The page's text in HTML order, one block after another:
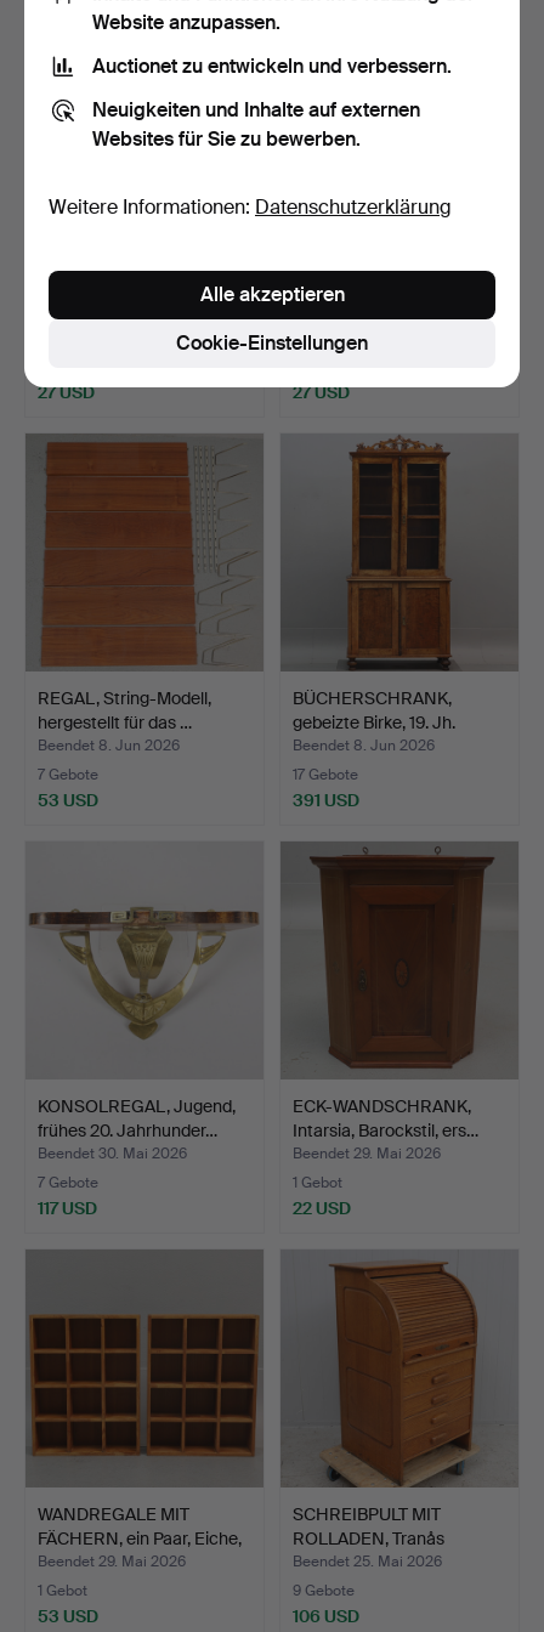
Radiogrammofonmöbel,
Beendet 15. Jun 2026
27 USD
WERTSTRESOR, Hadak,
zweite Hälfte des 20. …
Beendet 9. Jun 2026
27 USD
REGAL, String-Modell,
hergestellt für das …
Beendet 8. Jun 2026
7 Gebote
53 USD
BÜCHERSCHRANK,
gebeizte Birke, 19. Jh.
Beendet 8. Jun 2026
17 Gebote
391 USD
KONSOLREGAL, Jugend,
frühes 20. Jahrhunder…
Beendet 30. Mai 2026
7 Gebote
117 USD
ECK-WANDSCHRANK,
Intarsia, Barockstil, ers…
Beendet 29. Mai 2026
1 Gebot
22 USD
WANDREGALE MIT
FÄCHERN, ein Paar, Eiche,
z…
Beendet 29. Mai 2026
1 Gebot
53 USD
SCHREIBPULT MIT
ROLLADEN, Tranås
kontorsmö…
Beendet 25. Mai 2026
9 Gebote
106 USD
Website anzupassen.
Auctionet zu entwickeln und verbessern.
Neuigkeiten und Inhalte auf externen
Websites für Sie zu bewerben.
Weitere Informationen: Datenschutzerklärung
Cookie-Einstellungen
Alle akzeptieren